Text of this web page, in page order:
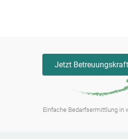
Jetzt
Einfache Bedarfsermittlung in